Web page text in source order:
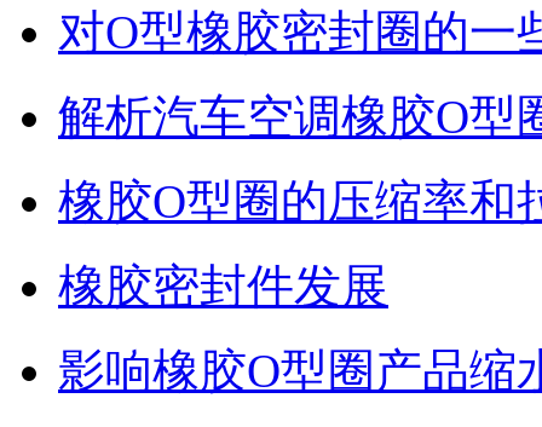
对O型橡胶密封圈的一
解析汽车空调橡胶O型
橡胶O型圈的压缩率和
橡胶密封件发展
影响橡胶O型圈产品缩